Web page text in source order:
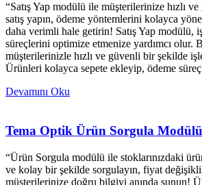
“Satış Yap modülü ile müşterilerinize hızlı
satış yapın, ödeme yöntemlerini kolayca
daha verimli hale getirin! Satış Yap modülü,
süreçlerini optimize etmenize yardımcı olur.
müşterilerinizle hızlı ve güvenli bir şekilde
Ürünleri kolayca sepete ekleyip, ödeme
Devamını Oku
Tema Optik Ürün Sorgula Modülü
“Ürün Sorgula modülü ile stoklarınızdaki
ve kolay bir şekilde sorgulayın, fiyat
müşterilerinize doğru bilgiyi anında sunun!